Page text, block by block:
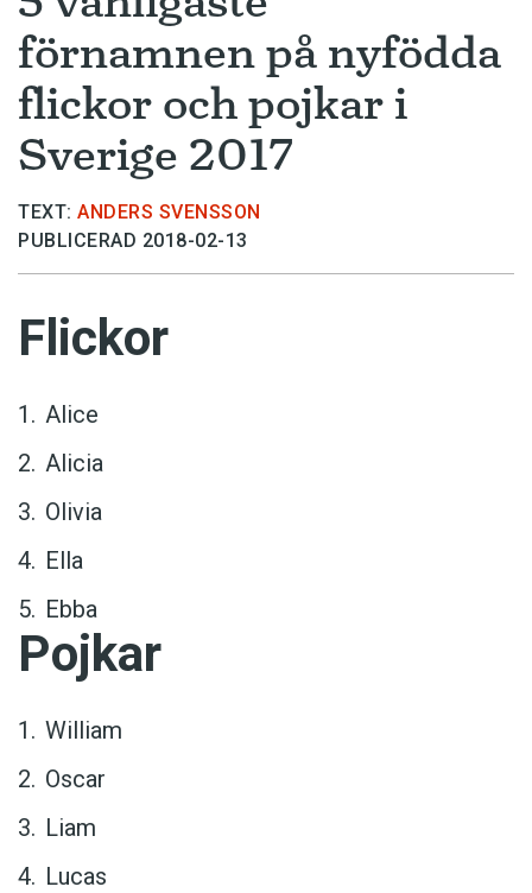
förnamnen på nyfödda
flickor och pojkar i
Sverige 2017
TEXT: ANDERS SVENSSON
PUBLICERAD 2018-02-13
Flickor
Alice
Alicia
Olivia
Ella
Ebba
Pojkar
William
Oscar
Liam
Lucas